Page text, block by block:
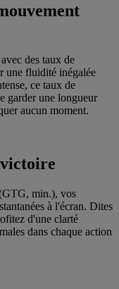
des taux de
une fluidité inégalée
ce taux de
garder une longueur
aucun moment.
min.), vos
à l'écran. Dites
d'une clarté
dans chaque action